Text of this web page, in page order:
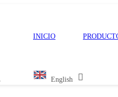
INICIO
English